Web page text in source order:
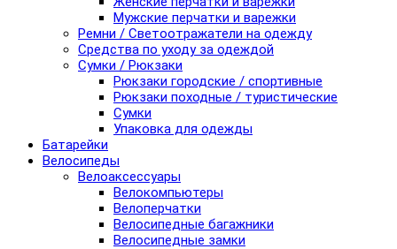
Мужские перчатки и варежки
Ремни / Светоотражатели на одежду
Средства по уходу за одеждой
Сумки / Рюкзаки
Рюкзаки городские / спортивные
Рюкзаки походные / туристические
Сумки
Упаковка для одежды
Батарейки
Велосипеды
Велоаксессуары
Велокомпьютеры
Велоперчатки
Велосипедные багажники
Велосипедные замки